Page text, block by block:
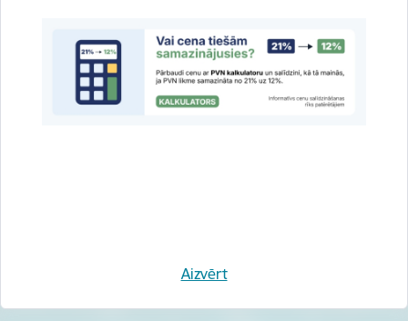
Aizvērt
Vai šī informācija bija noderīga?